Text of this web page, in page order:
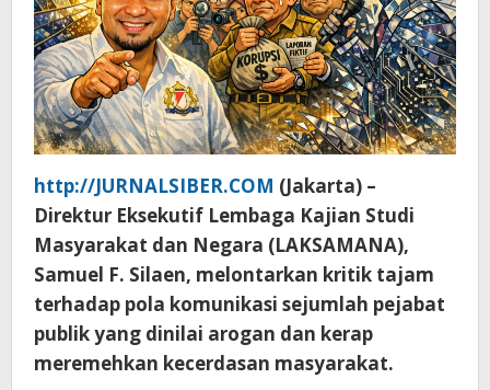
http://JURNALSIBER.COM (Jakarta) –
Direktur Eksekutif Lembaga Kajian Studi
Masyarakat dan Negara (LAKSAMANA),
Samuel F. Silaen, melontarkan kritik tajam
terhadap pola komunikasi sejumlah pejabat
publik yang dinilai arogan dan kerap
meremehkan kecerdasan masyarakat.